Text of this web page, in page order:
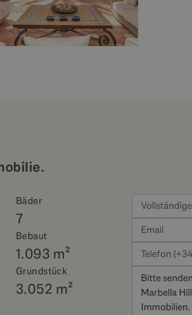
Bäder
7
Bebaut
1.093 m²
Grundstück
3.052 m²